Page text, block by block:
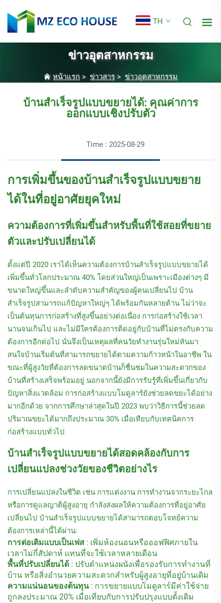
TH
ข่าวอุตสาหกรรม
หน้าแรก > ข่าวสาร > ข่าวอุตสาหกรรม
บ้านสำเร็จรูปแบบขยายได้: คุณค่าการ
ออกแบบเชิงปรับตัว
Time : 2025-08-29
การเพิ่มขึ้นของบ้านสำเร็จรูปแบบขยาย
ได้ในที่อยู่อาศัยยุคใหม่
ความต้องการที่เพิ่มขึ้นสำหรับพื้นที่ใช้สอยที่ขยาย
ตัวและปรับเปลี่ยนได้
ตั้งแต่ปี 2020 เราได้เห็นความต้องการบ้านสำเร็จรูปแบบขยายได้
เพิ่มขึ้นทั่วโลกประมาณ 40% โดยส่วนใหญ่เป็นเพราะเมืองต่างๆ มี
ขนาดใหญ่ขึ้นและลำดับความสำคัญของผู้คนเปลี่ยนไป บ้าน
สำเร็จรูปสามารถแก้ปัญหาใหญ่ๆ ได้พร้อมกันหลายด้าน ไม่ว่าจะ
เป็นต้นทุนการก่อสร้างที่สูงขึ้นอย่างต่อเนื่อง การก่อสร้างใช้เวลา
นานจนเกินไป และไม่มีใครต้องการติดอยู่กับบ้านที่ไม่ตรงกับความ
ต้องการอีกต่อไป นั่นจึงเป็นเหตุผลที่คนวัยทำงานรุ่นใหม่หันมา
สนใจบ้านเริ่มต้นที่สามารถขยายได้ตามความก้าวหน้าในอาชีพ ใน
ขณะที่ผู้สูงวัยที่ต้องการลดขนาดบ้านก็ชื่นชมในความสะดวกของ
บ้านที่สร้างเสร็จพร้อมอยู่ นอกจากนี้ยังมีการรับรู้ที่เพิ่มขึ้นเกี่ยวกับ
ปัญหาสิ่งแวดล้อม การก่อสร้างแบบโมดูลาร์ยังช่วยลดขยะได้อย่าง
มากอีกด้วย จากการศึกษาล่าสุดในปี 2023 พบว่าวิธีการนี้ช่วยลด
ปริมาณขยะได้มากถึงประมาณ 30% เมื่อเทียบกับเทคนิคการ
ก่อสร้างแบบทั่วไป
บ้านสำเร็จรูปแบบขยายได้สอดคล้องกับการ
เปลี่ยนแปลงช่วงวัยของชีวิตอย่างไร
การเปลี่ยนแปลงในชีวิต เช่น การแต่งงาน การทำงานจากระยะไกล
หรือการดูแลญาติผู้สูงอายุ กำลังส่งผลให้ความต้องการที่อยู่อาศัย
เปลี่ยนไป บ้านสำเร็จรูปแบบขยายได้สามารถตอบโจทย์ความ
ต้องการเหล่านี้ได้ผ่าน:
การต่อเติมแบบเป็นเฟส : เพิ่มห้องนอนหรือออฟฟิศภายใน
เวลาไม่กี่สัปดาห์ แทนที่จะใช้เวลาหลายเดือน
พื้นที่ปรับเปลี่ยนได้ : ปรับตำแหน่งผนังเพื่อรองรับการทำงานที่
บ้าน หรือสิ่งอำนวยความสะดวกสำหรับผู้สูงอายุที่อยู่บ้านเดิม
ความแน่นอนของต้นทุน : การขยายแบบโมดูลาร์มีค่าใช้จ่าย
ถูกลงประมาณ 20% เมื่อเทียบกับการปรับปรุงแบบดั้งเดิม